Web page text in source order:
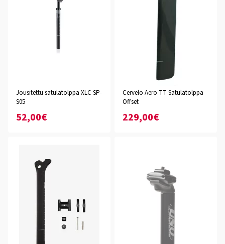
Jousitettu satulatolppa XLC SP-
S05
52,00€
Cervelo Aero TT Satulatolppa
Offset
229,00€